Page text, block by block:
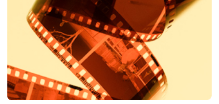
Багетная мастерская
Полиграфия
Услуги и сервис
Магазин